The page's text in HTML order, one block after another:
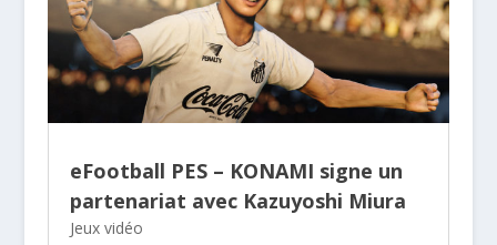
eFootball PES – KONAMI signe un
partenariat avec Kazuyoshi Miura
Jeux vidéo